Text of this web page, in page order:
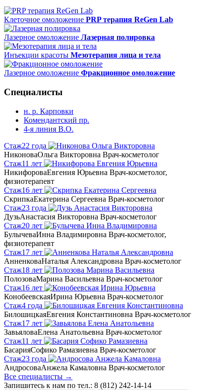
Клеточное омоложение PRP терапия ReGen Lab
Лазерное омоложение Лазерная полировка
Инъекции красоты Мезотерапия лица и тела
Лазерное омоложение Фракционное омоложение
Специалисты
н. р. Карповки
Комендантский пр.
4-я линия В.О.
Стаж22 года
НиконоваОльга Викторовна Врач-косметолог
Стаж11 лет
НикифороваЕвгения Юрьевна Врач-косметолог,
физиотерапевт
Стаж16 лет
СкрипкаЕкатерина Сергеевна Врач-косметолог
Стаж23 года
ДузьАнастасия Викторовна Врач-косметолог
Стаж20 лет
БулычеваИнна Владимировна Врач-косметолог,
физиотерапевт
Стаж17 лет
АнненковаНаталья Александровна Врач-косметолог
Стаж18 лет
ПолозоваМарина Васильевна Врач-косметолог
Стаж16 лет
КонобеевскаяИрина Юрьевна Врач-косметолог
Стаж4 года
БилошицкаяЕвгения Константиновна Врач-косметолог
Стаж17 лет
ЗавьяловаЕлена Анатольевна Врач-косметолог
Стаж11 лет
БасарияСофико Рамазиевна Врач-косметолог
Стаж23 года
АндросоваАнжела Камаловна Врач-косметолог
Все специалисты →
Запишитесь к нам по тел.: 8 (812) 242-14-14